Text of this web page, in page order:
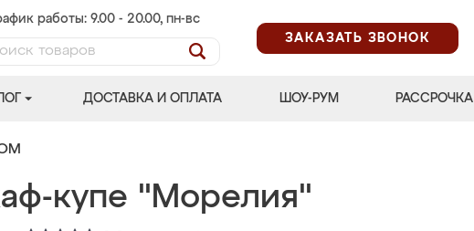
работы: 9.00 - 20.00, пн-вс
ЗАКАЗАТЬ ЗВОНОК
ДОСТАВКА И ОПЛАТА ШОУ-РУМ РАССРОЧКА
купе "Морелия"